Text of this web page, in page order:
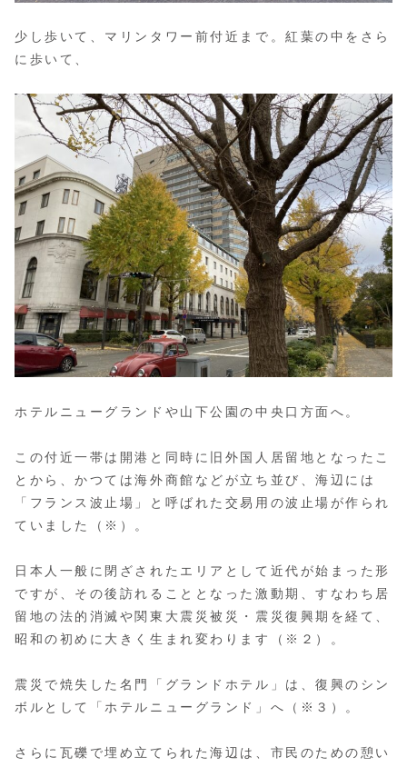
少し歩いて、マリンタワー前付近まで。紅葉の中をさら
に歩いて、
ホテルニューグランドや山下公園の中央口方面へ。
この付近一帯は開港と同時に旧外国人居留地となったこ
とから、かつては海外商館などが立ち並び、海辺には
「フランス波止場」と呼ばれた交易用の波止場が作られ
ていました（※）。
日本人一般に閉ざされたエリアとして近代が始まった形
ですが、その後訪れることとなった激動期、すなわち居
留地の法的消滅や関東大震災被災・震災復興期を経て、
昭和の初めに大きく生まれ変わります（※２）。
震災で焼失した名門「グランドホテル」は、復興のシン
ボルとして「ホテルニューグランド」へ（※３）。
さらに瓦礫で埋め立てられた海辺は、市民のための憩い